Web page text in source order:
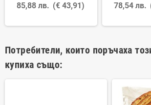
85,88 лв. (€ 43,91) 78,54 лв.
Потребители, които поръчаха
купиха също: